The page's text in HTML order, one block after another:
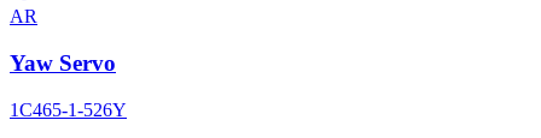
AR
Yaw Servo
1C465-1-526Y